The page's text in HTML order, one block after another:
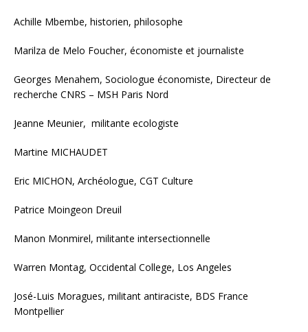
Achille Mbembe, historien, philosophe
Marilza de Melo Foucher, économiste et journaliste
Georges Menahem, Sociologue économiste, Directeur de
recherche CNRS – MSH Paris Nord
Jeanne Meunier, militante ecologiste
Martine MICHAUDET
Eric MICHON, Archéologue, CGT Culture
Patrice Moingeon Dreuil
Manon Monmirel, militante intersectionnelle
Warren Montag, Occidental College, Los Angeles
José-Luis Moragues, militant antiraciste, BDS France
Montpellier